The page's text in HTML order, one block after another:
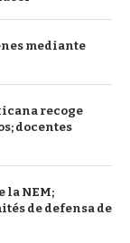
mediante
recoge
docentes
la NEM;
de defensa de